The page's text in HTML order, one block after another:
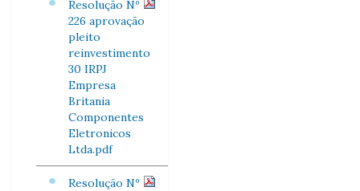
Resolução Nº
226 aprovação
pleito
reinvestimento
30 IRPJ
Empresa
Britania
Componentes
Eletronicos
Ltda.pdf
Resolução Nº